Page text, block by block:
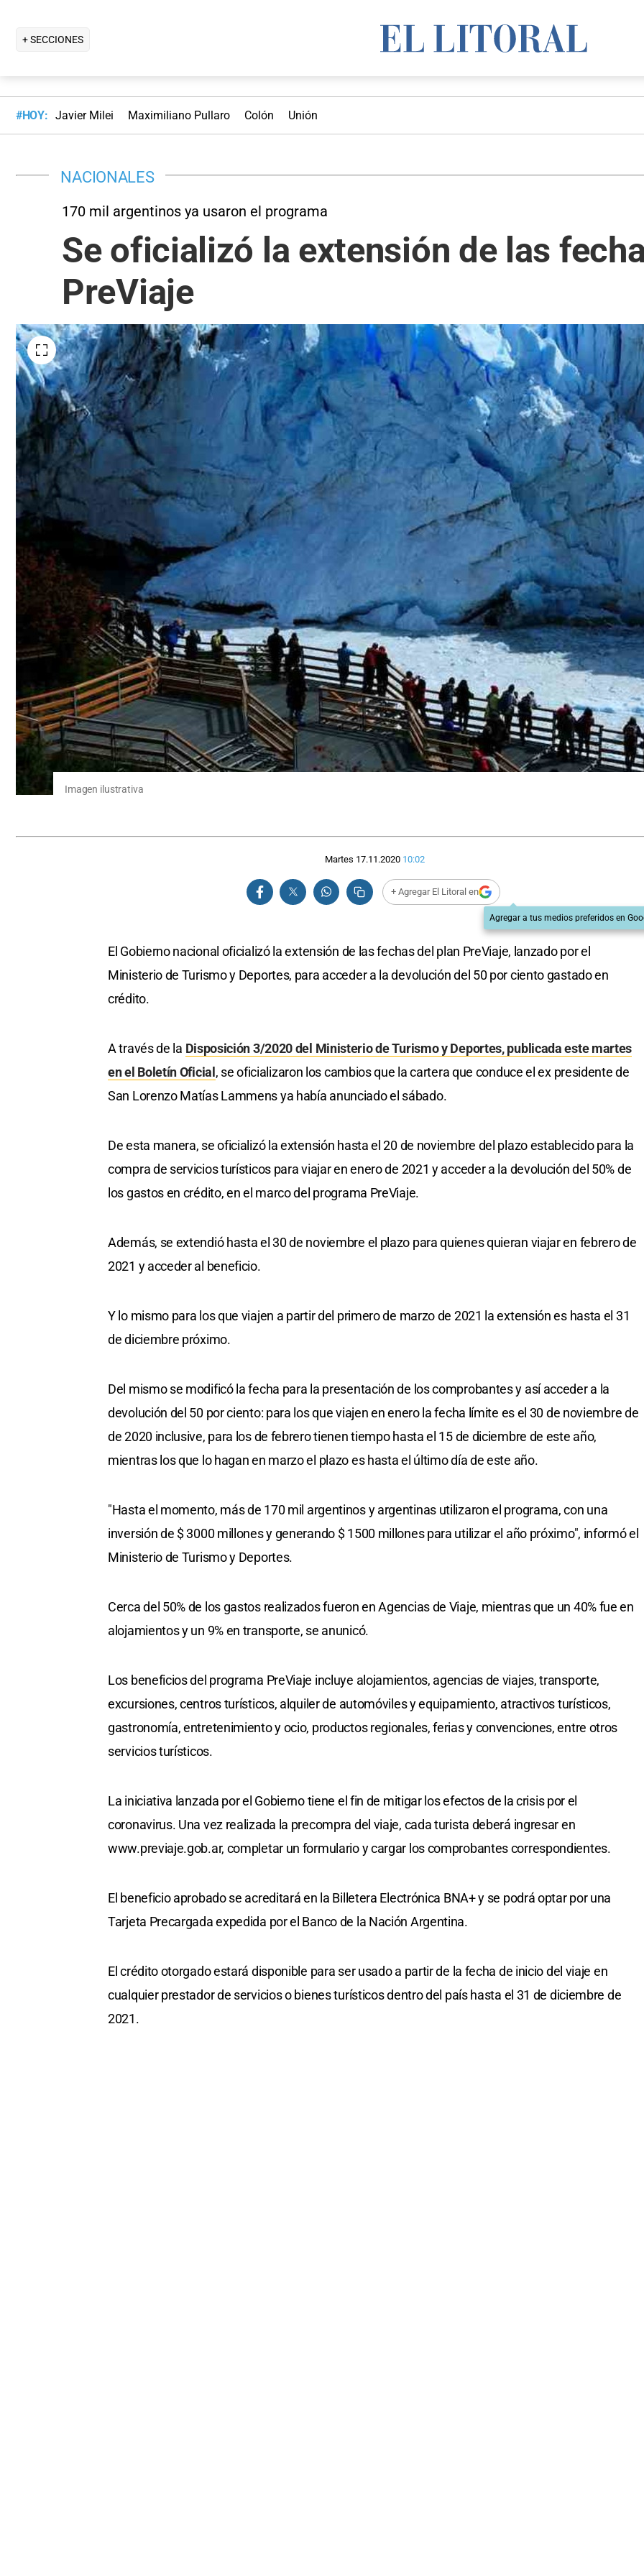
+ SECCIONES
#HOY: Javier Milei Maximiliano Pullaro Colón Unión
NACIONALES
170 mil argentinos ya usaron el programa
Se oficializó la extensión de las
PreViaje
Imagen ilustrativa
Martes 17.11.2020 10:02
+ Agregar El Litoral en
Agregar a tus medios preferidos en
El Gobierno nacional oficializó la extensión de las fechas del plan PreViaje, lanzado por el
Ministerio de Turismo y Deportes, para acceder a la devolución del 50 por ciento gastado en
crédito.
A través de la Disposición 3/2020 del Ministerio de Turismo y Deportes, publicada este martes
en el Boletín Oficial , se oficializaron los cambios que la cartera que conduce el ex presidente de
San Lorenzo Matías Lammens ya había anunciado el sábado.
De esta manera, se oficializó la extensión hasta el 20 de noviembre del plazo establecido para la
compra de servicios turísticos para viajar en enero de 2021 y acceder a la devolución del 50% de
los gastos en crédito, en el marco del programa PreViaje.
Además, se extendió hasta el 30 de noviembre el plazo para quienes quieran viajar en febrero de
2021 y acceder al beneficio.
Y lo mismo para los que viajen a partir del primero de marzo de 2021 la extensión es hasta el 31
de diciembre próximo.
Del mismo se modificó la fecha para la presentación de los comprobantes y así acceder a la
devolución del 50 por ciento: para los que viajen en enero la fecha límite es el 30 de noviembre de
de 2020 inclusive, para los de febrero tienen tiempo hasta el 15 de diciembre de este año,
mientras los que lo hagan en marzo el plazo es hasta el último día de este año.
"Hasta el momento, más de 170 mil argentinos y argentinas utilizaron el programa, con una
inversión de $ 3000 millones y generando $ 1500 millones para utilizar el año próximo", informó el
Ministerio de Turismo y Deportes.
Cerca del 50% de los gastos realizados fueron en Agencias de Viaje, mientras que un 40% fue en
alojamientos y un 9% en transporte, se anunicó.
Los beneficios del programa PreViaje incluye alojamientos, agencias de viajes, transporte,
excursiones, centros turísticos, alquiler de automóviles y equipamiento, atractivos turísticos,
gastronomía, entretenimiento y ocio, productos regionales, ferias y convenciones, entre otros
servicios turísticos.
La iniciativa lanzada por el Gobierno tiene el fin de mitigar los efectos de la crisis por el
coronavirus. Una vez realizada la precompra del viaje, cada turista deberá ingresar en
www.previaje.gob.ar, completar un formulario y cargar los comprobantes correspondientes.
El beneficio aprobado se acreditará en la Billetera Electrónica BNA+ y se podrá optar por una
Tarjeta Precargada expedida por el Banco de la Nación Argentina.
El crédito otorgado estará disponible para ser usado a partir de la fecha de inicio del viaje en
cualquier prestador de servicios o bienes turísticos dentro del país hasta el 31 de diciembre de
2021.